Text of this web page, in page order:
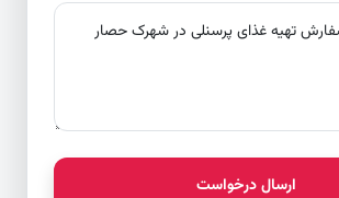
ارسال درخواست